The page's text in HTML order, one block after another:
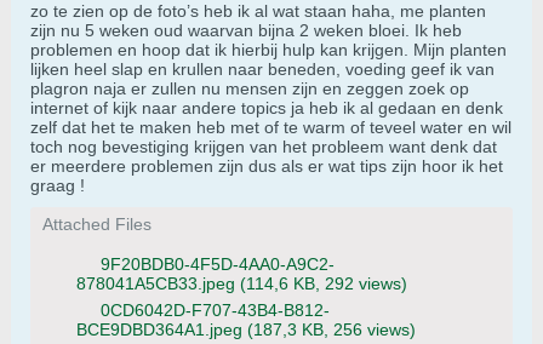
zo te zien op de foto’s heb ik al wat staan haha, me planten
zijn nu 5 weken oud waarvan bijna 2 weken bloei. Ik heb
problemen en hoop dat ik hierbij hulp kan krijgen. Mijn planten
lijken heel slap en krullen naar beneden, voeding geef ik van
plagron naja er zullen nu mensen zijn en zeggen zoek op
internet of kijk naar andere topics ja heb ik al gedaan en denk
zelf dat het te maken heb met of te warm of teveel water en wil
toch nog bevestiging krijgen van het probleem want denk dat
er meerdere problemen zijn dus als er wat tips zijn hoor ik het
graag !
Attached Files
9F20BDB0-4F5D-4AA0-A9C2-
878041A5CB33.jpeg (114,6 KB, 292 views)
0CD6042D-F707-43B4-B812-
BCE9DBD364A1.jpeg (187,3 KB, 256 views)